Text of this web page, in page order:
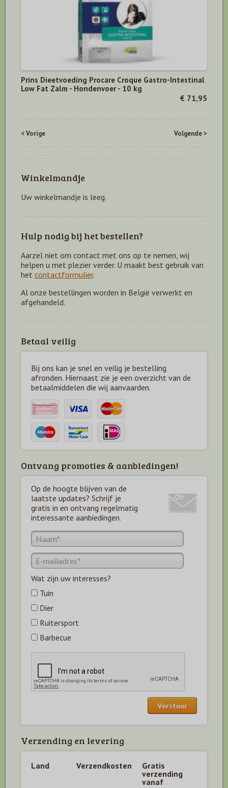
Prins Dieetvoeding Procare Croque Gastro-Intestinal
Low Fat Zalm - Hondenvoer - 10 kg
€ 71,95
< Vorige Volgende >
Winkelmandje
Uw winkelmandje is leeg.
Hulp nodig bij het bestellen?
Aarzel niet om contact met ons op te nemen, wij
helpen u met plezier verder. U maakt best gebruik van
het contactformulier.
Al onze bestellingen worden in België verwerkt en
afgehandeld.
Betaal veilig
Bij ons kan je snel en veilig je bestelling
afronden. Hiernaast zie je een overzicht van de
betaalmiddelen die wij aanvaarden.
Ontvang promoties & aanbiedingen!
Op de hoogte blijven van de
laatste updates? Schrijf je
gratis in en ontvang regelmatig
interessante aanbiedingen.
Wat zijn uw interesses?
Tuin
Dier
Ruitersport
Barbecue
Verzending en levering
Land Verzendkosten
Gratis
verzending
vanaf